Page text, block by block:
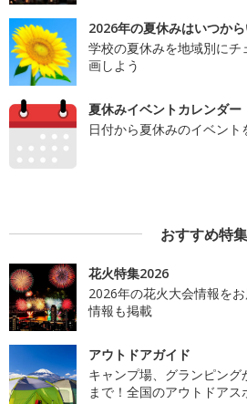
2026年の夏休みはいつか
学校の夏休みを地域別に
画しよう
夏休みイベントカレンダー
日付から夏休みのイベント
おすすめ特集
花火特集2026
2026年の花火大会情報を
情報も掲載
アウトドアガイド
キャンプ場、グランピン
まで！全国のアウトドアス